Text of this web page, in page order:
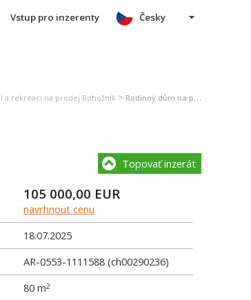
Vstup pro inzerenty Česky
a rekreaci na prodej Rohožník > Rodinný dům na prodej Rohožník
Topovať inzerát
105 000,00 EUR
navrhnout cenu
18.07.2025
AR-0553-1111588 (ch00290236)
80 m2